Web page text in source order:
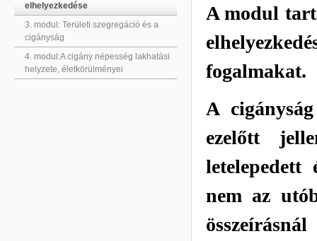
elhelyezkedése
3. modul: Területi szegregáció és a
cigányság
4. modul:A cigány népesség lakhatási
helyzete, életkörülményei
A modul
fogalmakat.
A
ezelőtt
letelepedett
nem az